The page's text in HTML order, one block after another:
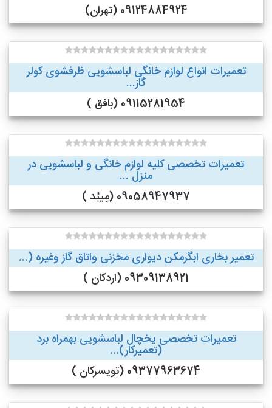
09124884924 (تهران)
تعمیرات انواع لوازم خانگی لباسشویی ظرفشوی کولر
گاز...
09115281954 (بافق )
تعمیرات تخصصی کلیه لوازم خانگی و لباسشویی در
منزل ...
09058947937 (مِیبُد )
تعمیر بخاری ابگرمکن دیواری مخزنی واتاق گاز وغیره (...
09309138921 (اردکان )
تعمیرات تخصصی یخچال لباسشویی بهمراه برد
(تعمیرکار)...
09377963674 (تویسرکان )